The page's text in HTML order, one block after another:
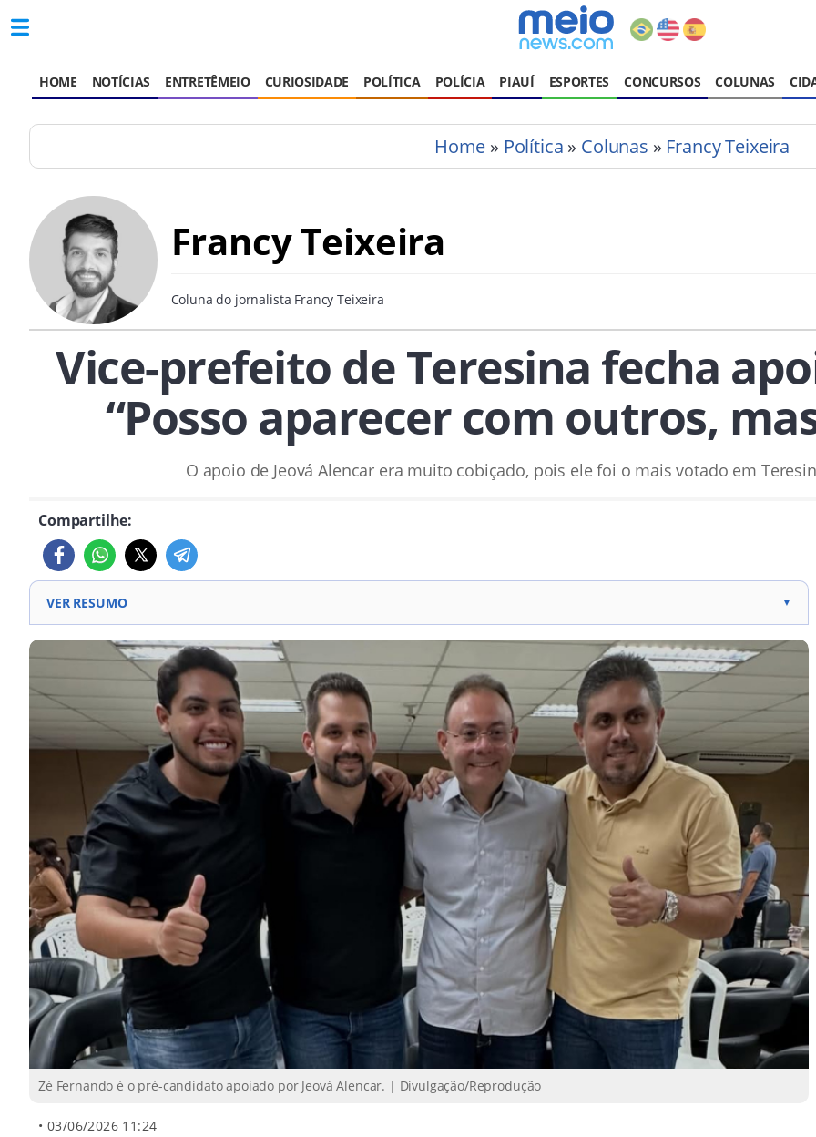
HOME NOTÍCIAS ENTRETÊMEIO CURIOSIDADE POLÍTICA POLÍCIA PIAUÍ ESPORTES CONCURSOS COLUNAS
Home » Política » Colunas » Francy Teixeira
Francy Teixeira
Coluna do jornalista Francy Teixeira
Vice-prefeito de Teresina fecha
“Posso aparecer com outros,
O apoio de Jeová Alencar era muito cobiçado, pois ele foi o mais votado em
Compartilhe:
VER RESUMO ▼
Jeová Alencar, vice-prefeito de Teresina, apoiou pré-candidatura de Zé Fernando a deputado estadual.
O apoio foi anunciado durante encontro político com lideranças aliadas do vice-prefeito em Teresina.
Jeová deixou claro que Zé Fernando é seu candidato na disputa proporcional para a Assembleia Legislativa do Piauí.
Emanoel Paiva, pré-candidato a deputado federal, também pode receber apoio político de Jeová Alencar.
Zé Fernando é o pré-candidato apoiado por Jeová Alencar. | Divulgação/Reprodução
• 03/06/2026 11:24